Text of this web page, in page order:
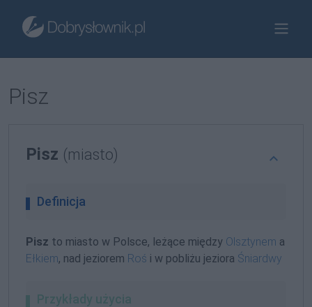
Pisz
Pisz (miasto)
Definicja
Pisz to miasto w Polsce, leżące między Olsztynem a
Ełkiem, nad jeziorem Roś i w pobliżu jeziora Śniardwy
Przykłady użycia